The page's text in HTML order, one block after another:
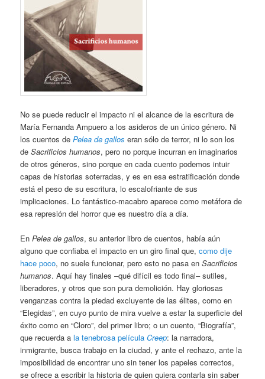
No se puede reducir el impacto ni el alcance de la escritura de
María Fernanda Ampuero a los asideros de un único género. Ni
los cuentos dePelea de gallos eran sólo de terror, ni lo son los
deSacrificios humanos, pero no porque incurran en imaginarios
de otros géneros, sino porque en cada cuento podemos intuir
capas de historias soterradas, y es en esa estratificación donde
está el peso de su escritura, lo escalofriante de sus
implicaciones. Lo fantástico-macabro aparece como metáfora de
esa represión del horror que es nuestro día a día.
EnPelea de gallos, su anterior libro de cuentos, había aún
alguno que confiaba el impacto en un giro final que,como dije
hace poco, no suele funcionar, pero esto no pasa enSacrificios
humanos. Aquí hay finales –qué difícil es todo final– sutiles,
liberadores, y otros que son pura demolición. Hay gloriosas
venganzas contra la piedad excluyente de las élites, como en
“Elegidas”, en cuyo punto de mira vuelve a estar la superficie del
éxito como en “Cloro”, del primer libro; o un cuento, “Biografía”,
que recuerda ala tenebrosa películaCreep: la narradora,
inmigrante, busca trabajo en la ciudad, y ante el rechazo, ante la
imposibilidad de encontrar uno sin tener los papeles correctos,
se ofrece a escribir la historia de quien quiera contarla sin saber